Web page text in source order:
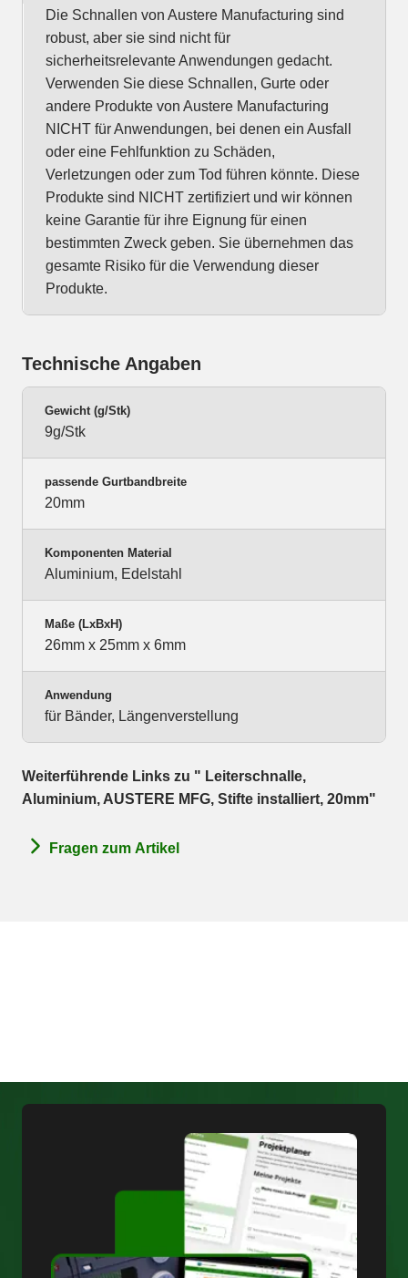
Die Schnallen von Austere Manufacturing sind
robust, aber sie sind nicht für
sicherheitsrelevante Anwendungen gedacht.
Verwenden Sie diese Schnallen, Gurte oder
andere Produkte von Austere Manufacturing
NICHT für Anwendungen, bei denen ein Ausfall
oder eine Fehlfunktion zu Schäden,
Verletzungen oder zum Tod führen könnte. Diese
Produkte sind NICHT zertifiziert und wir können
keine Garantie für ihre Eignung für einen
bestimmten Zweck geben. Sie übernehmen das
gesamte Risiko für die Verwendung dieser
Produkte.
Technische Angaben
Gewicht (g/Stk)
9g/Stk
passende Gurtbandbreite
20mm
Komponenten Material
Aluminium, Edelstahl
Maße (LxBxH)
26mm x 25mm x 6mm
Anwendung
für Bänder, Längenverstellung
Weiterführende Links zu " Leiterschnalle,
Aluminium, AUSTERE MFG, Stifte installiert, 20mm"
Fragen zum Artikel